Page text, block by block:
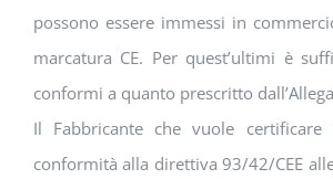
possono essere immessi in
marcatura CE. Per quest’ultimi è
conformi a quanto prescritto
Il Fabbricante che vuole
conformità alla direttiva 93/42/CEE